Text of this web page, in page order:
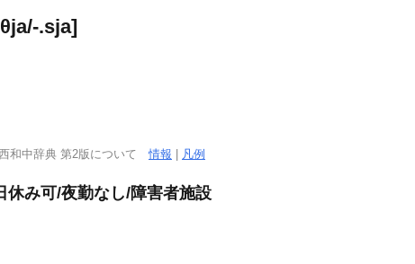
.sja]
和中辞典 第2版について情報 凡例
休み可/夜勤なし/障害者施設